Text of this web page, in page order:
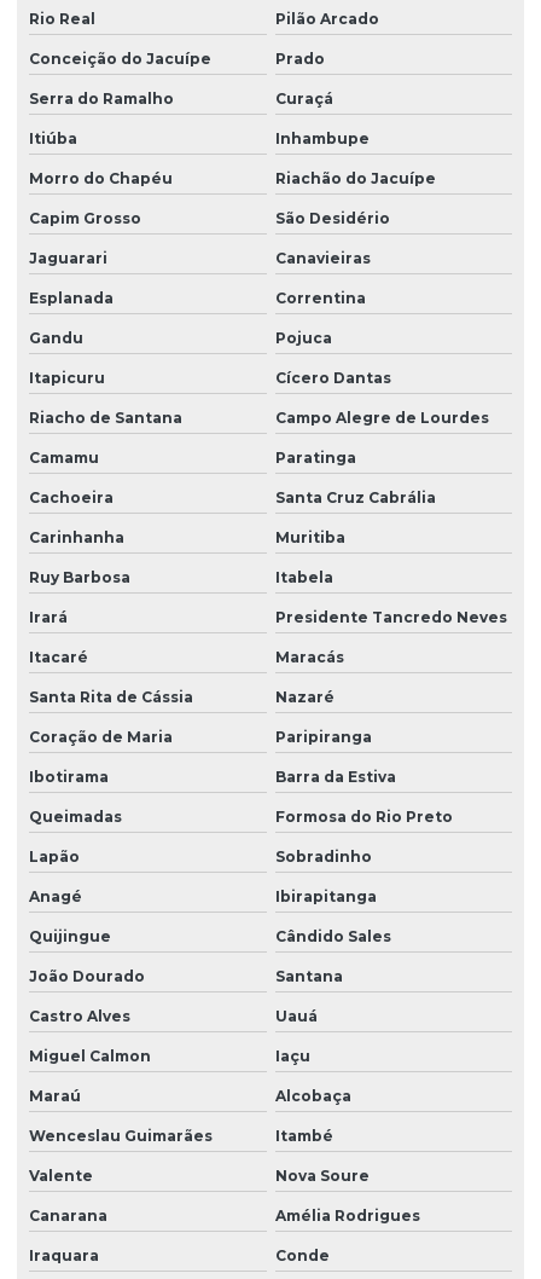
Empresas de inventário florestal na bahia
Empresas de mapeamento ambiental
Estudo ambiental prad
Estudo ambiental simplificado
Estudo eiv em vitória da conquista
Estudo de impacto ambiental na bahia
Estudo de impacto de vizinhança eiv
Estudo de viabilidade ambiental
Estudo de viabilidade ambiental na bahia
Estudo de viabilidade ambiental em vitória da conquista
Georreferenciamento na agricultura
Georreferenciamento por drone
Georreferenciamento por drone na bahia
Georreferenciamento por drone em vitória da conquista
Georreferenciamento empresas
Georreferenciamento de imóveis
Georreferenciamento de imóveis rurais
Georreferenciamento de imóveis rurais com drone
Georreferenciamento incra drone
Georreferenciamento no registro de imóveis
Georreferenciamento para registro
Georreferenciamento para regularização fundiária
Georreferenciamento rural
Georreferenciamento rural na bahia
Georreferenciamento rural em vitória da conquista
Georreferenciamento topografia
Gestão ambiental de áreas degradadas
Rio Real Pilão Arcado
Conceição do Jacuípe Prado
Serra do Ramalho Curaçá
Itiúba Inhambupe
Morro do Chapéu Riachão do Jacuípe
Capim Grosso São Desidério
Jaguarari Canavieiras
Esplanada Correntina
Gandu Pojuca
Itapicuru Cícero Dantas
Riacho de Santana Campo Alegre de Lourdes
Camamu Paratinga
Cachoeira Santa Cruz Cabrália
Carinhanha Muritiba
Ruy Barbosa Itabela
Irará Presidente Tancredo Neves
Itacaré Maracás
Santa Rita de Cássia Nazaré
Coração de Maria Paripiranga
Ibotirama Barra da Estiva
Queimadas Formosa do Rio Preto
Lapão Sobradinho
Anagé Ibirapitanga
Quijingue Cândido Sales
João Dourado Santana
Castro Alves Uauá
Miguel Calmon Iaçu
Maraú Alcobaça
Wenceslau Guimarães Itambé
Valente Nova Soure
Canarana Amélia Rodrigues
Iraquara Conde